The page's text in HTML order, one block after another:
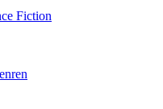
Fiction